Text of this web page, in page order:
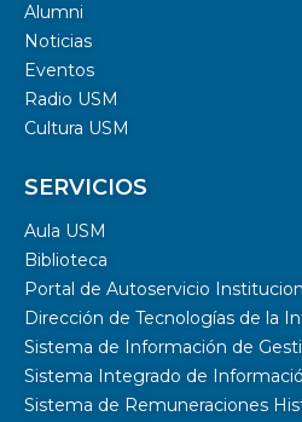
Alumni
Noticias
Eventos
Radio USM
Cultura USM
SERVICIOS
Aula USM
Biblioteca
Portal de Autoservicio
Dirección de Tecnologías de la
Sistema de Información de
Sistema Integrado de
Sistema de Remuneraciones